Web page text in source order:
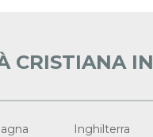
CRISTIANA IN
Inghilterra